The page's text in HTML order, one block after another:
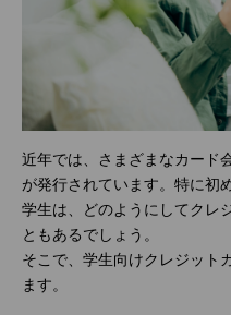
近年では、さまざまなカード
が発行されています。特に初
学生は、どのようにしてクレ
ともあるでしょう。
そこで、学生向けクレジット
ます。